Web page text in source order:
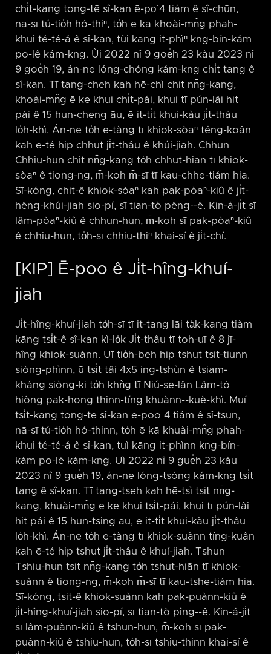
chi̍t-kang tong-tē sî-kan ē-po͘ 4 tiám ê sî-chūn,
nā-sī tú-tio̍h hó-thiⁿ, to̍h ē kā khoài-mn̂g phah-
khui té-té-á ê sî-kan, tùi kāng it-phìⁿ kng-bín-kám
po-lê kám-kng. Ùi 2022 nî 9 goe̍h 23 kàu 2023 nî
9 goe̍h 19, án-ne lóng-chóng kám-kng chi̍t tang ê
sî-kan. Tī tang-cheh kah hē-chì chit nn̄g-kang,
khoài-mn̂g ē ke khui chi̍t-pái, khui tī pún-lâi hit
pái ê 15 hun-cheng āu, ē it-ti̍t khui-kàu ji̍t-thâu
lo̍h-khì. Án-ne to̍h ē-tàng tī khiok-sòaⁿ téng-koân
kah ē-té hip chhut ji̍t-thâu ê khúi-jiah. Chhun
Chhiu-hun chit nn̄g-kang to̍h chhut-hiān tī khiok-
sòaⁿ ê tiong-ng, m̄-koh m̄-sī tī kau-chhe-tiám hia.
Sī-kóng, chit-ê khiok-sòaⁿ kah pak-pòaⁿ-kiû ê ji̍t-
hêng-khúi-jiah sio-pí, sī tian-tò pêng-⁠-ê. Kin-á-ji̍t sī
lâm-pòaⁿ-kiû ê chhun-hun, m̄-koh sī pak-pòaⁿ-kiû
ê chhiu-hun, to̍h-sī chhiu-thiⁿ khai-sí ê ji̍t-chí.
[KIP] Ē-poo ê Ji̍t-hîng-khuí-
jiah
Ji̍t-hîng-khuí-jiah to̍h-sī tī it-tang lāi ta̍k-kang tiàm
kāng tsi̍t-ê sî-kan kì-lo̍k Ji̍t-thâu tī toh-uī ê 8 jī-
hîng khiok-suànn. Uī tio̍h-beh hip tshut tsit-tiunn
siòng-phìnn, ū tsi̍t tâi 4x5 ing-tshùn ê tsiam-
kháng siòng-ki to̍h khǹg tī Niú-se-lân Lâm-tó
hiòng pak-hong thinn-tíng khuànn-⁠-kuè-khì. Muí
tsi̍t-kang tong-tē sî-kan ē-poo 4 tiám ê sî-tsūn,
nā-sī tú-tio̍h hó-thinn, to̍h ē kā khuài-mn̂g phah-
khui té-té-á ê sî-kan, tuì kāng it-phìnn kng-bín-
kám po-lê kám-kng. Uì 2022 nî 9 gue̍h 23 kàu
2023 nî 9 gue̍h 19, án-ne lóng-tsóng kám-kng tsi̍t
tang ê sî-kan. Tī tang-tseh kah hē-tsì tsit nn̄g-
kang, khuài-mn̂g ē ke khui tsi̍t-pái, khui tī pún-lâi
hit pái ê 15 hun-tsing āu, ē it-ti̍t khui-kàu ji̍t-thâu
lo̍h-khì. Án-ne to̍h ē-tàng tī khiok-suànn tíng-kuân
kah ē-té hip tshut ji̍t-thâu ê khuí-jiah. Tshun
Tshiu-hun tsit nn̄g-kang to̍h tshut-hiān tī khiok-
suànn ê tiong-ng, m̄-koh m̄-sī tī kau-tshe-tiám hia.
Sī-kóng, tsit-ê khiok-suànn kah pak-puànn-kiû ê
ji̍t-hîng-khuí-jiah sio-pí, sī tian-tò pîng-⁠-ê. Kin-á-ji̍t
sī lâm-puànn-kiû ê tshun-hun, m̄-koh sī pak-
puànn-kiû ê tshiu-hun, to̍h-sī tshiu-thinn khai-sí ê